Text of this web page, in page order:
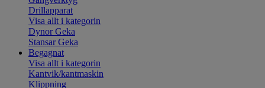
Drillapparat
Visa allt i kategorin
Dynor Geka
Stansar Geka
Begagnat
Visa allt i kategorin
Kantvik/kantmaskin
Klippning